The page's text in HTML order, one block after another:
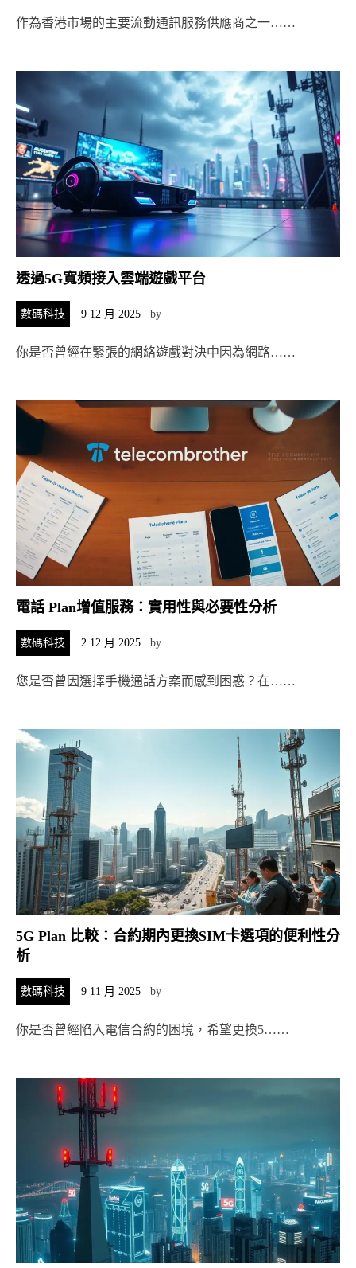
作為香港市場的主要流動通訊服務供應商之一……
透過5G寬頻接入雲端遊戲平台
數碼科技 9 12 月 2025 by
你是否曾經在緊張的網絡遊戲對決中因為網路……
電話 Plan增值服務：實用性與必要性分析
數碼科技 2 12 月 2025 by
您是否曾因選擇手機通話方案而感到困惑？在……
5G Plan 比較：合約期內更換SIM卡選項的便利性分
析
數碼科技 9 11 月 2025 by
你是否曾經陷入電信合約的困境，希望更換5……